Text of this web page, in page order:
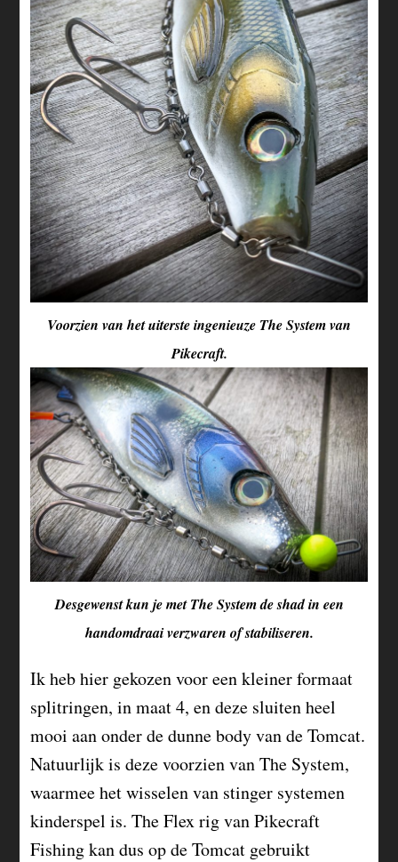
Voorzien van het uiterste ingenieuze The System van
Pikecraft.
Desgewenst kun je met The System de shad in een
handomdraai verzwaren of stabiliseren.
Ik heb hier gekozen voor een kleiner formaat
splitringen, in maat 4, en deze sluiten heel
mooi aan onder de dunne body van de Tomcat.
Natuurlijk is deze voorzien van The System,
waarmee het wisselen van stinger systemen
kinderspel is. The Flex rig van Pikecraft
Fishing kan dus op de Tomcat gebruikt